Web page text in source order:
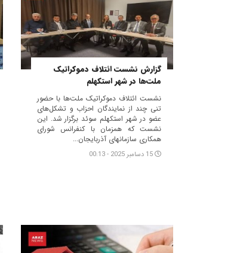
گزارش نشست ائتلاف دموکراتیک
ملت‌ها در شهر استکهلم
نشست ‌ائتلاف دموکراتیک ملت‌ها با حضور
تنی چند از نمایندگان احزاب و تشکل‌های
عضو در شهر استکهلم سوئد برگزار شد. این
نشست که همزمان با کنفرانس شورای
همکاری سازمانهای آذربایجان...
15 دسامبر 2025 - 00:13